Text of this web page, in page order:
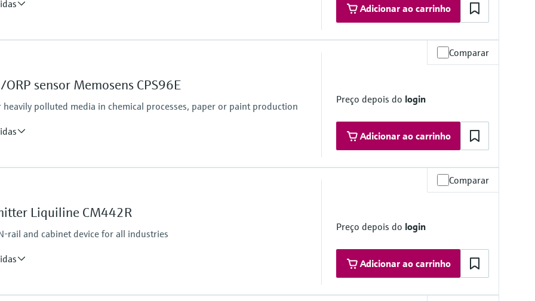
Adicionar ao carrinho
operation due to increasing
Comparar
sensor Memosens CPS96E
polluted media in chemical processes, paper or paint production
Preço depois do login
Adicionar ao carrinho
Comparar
Liquiline CM442R
rail and cabinet device for all industries
Preço depois do login
Adicionar ao carrinho